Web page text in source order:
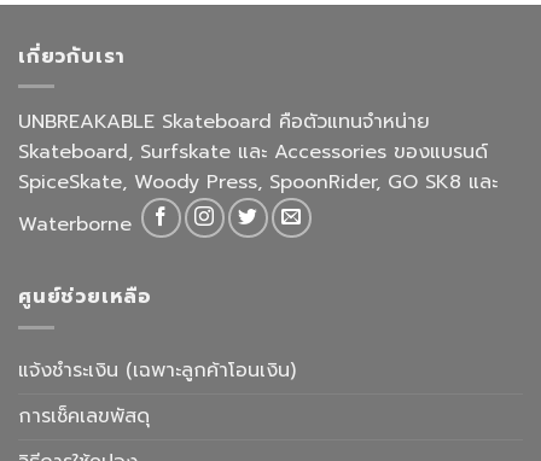
เกี่ยวกับเรา
UNBREAKABLE Skateboard คือตัวแทนจำหน่าย
Skateboard, Surfskate และ Accessories ของแบรนด์
SpiceSkate, Woody Press, SpoonRider, GO SK8 และ
Waterborne
ศูนย์ช่วยเหลือ
แจ้งชำระเงิน (เฉพาะลูกค้าโอนเงิน)
การเช็คเลขพัสดุ